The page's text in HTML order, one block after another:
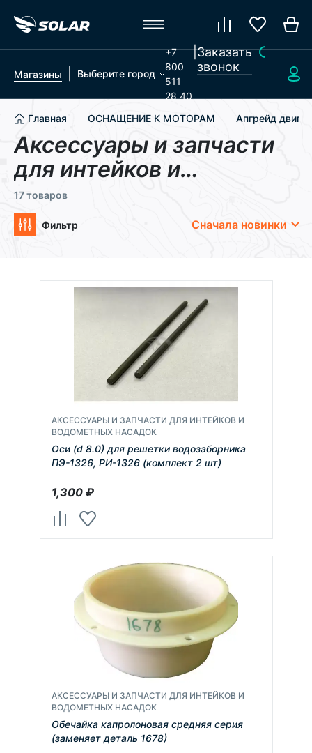
Магазины Выберите город
+7
800
511
28 40
|Заказать
звонок
Главная ОСНАЩЕНИЕ К МОТОРАМ Апгрейд
Аксессуары и запчасти
для интейков и
водометных насадок
17 товаров
Фильтр Сначала новинки
АКСЕССУАРЫ И ЗАПЧАСТИ ДЛЯ ИНТЕЙКОВ И
ВОДОМЕТНЫХ НАСАДОК
Оси (d 8.0) для решетки водозаборника
ПЭ-1326, РИ-1326 (комплект 2 шт)
1,300₽
АКСЕССУАРЫ И ЗАПЧАСТИ ДЛЯ ИНТЕЙКОВ И
ВОДОМЕТНЫХ НАСАДОК
Обечайка капролоновая средняя серия
(заменяет деталь 1678)